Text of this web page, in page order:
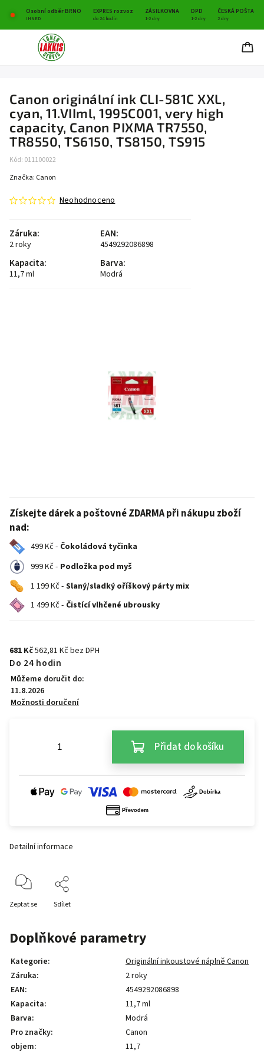
Osobní odběr BRNO EXPRES rozvoz ZÁSILKOVNA DPD ČESKÁ POŠTA
IHNED do 24 hodin 1-2 dny 1-2 dny 2 dny
Canon originální ink CLI-581C XXL,
cyan, 11.VIIml, 1995C001, very high
capacity, Canon PIXMA TR7550,
TR8550, TS6150, TS8150, TS915
Kód: 011100022
Neohodnoceno
Záruka:
2 roky
EAN:
4549292086898
Kapacita:
11,7 ml
Barva:
Modrá
Značka: Canon
Získejte dárek a poštovné ZDARMA při nákupu zboží
nad:
499 Kč - Čokoládová tyčinka
999 Kč - Podložka pod myš
1 199 Kč - Slaný/sladký oříškový párty mix
1 499 Kč - Čistící vlhčené ubrousky
681 Kč562,81 Kč bez DPH
Do 24 hodin
Můžeme doručit do:
11.8.2026
Možnosti doručení
Přidat do košíku
Detailní informace
Zeptat se Sdílet
Doplňkové parametry
Kategorie:
Originální inkoustové náplně Canon
Záruka:
2 roky
EAN:
4549292086898
Kapacita:
11,7 ml
Barva:
Modrá
Pro značky:
Canon
objem: 11,7